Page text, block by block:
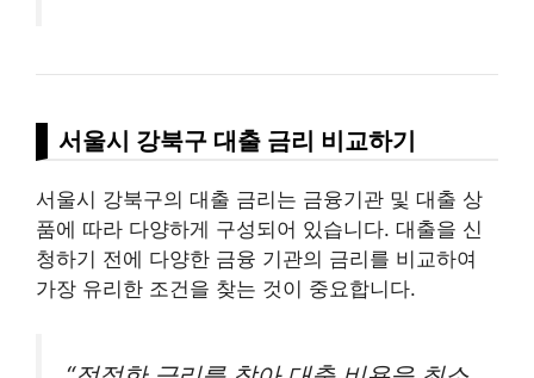
서울시 강북구 대출 금리 비교하기
서울시 강북구의 대출 금리는 금융기관 및 대출 상
품에 따라 다양하게 구성되어 있습니다. 대출을 신
청하기 전에 다양한 금융 기관의 금리를 비교하여
가장 유리한 조건을 찾는 것이 중요합니다.